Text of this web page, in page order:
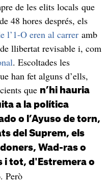
de les elits locals que
48 hores després, els
l’1-O eren al carreramb
llibertat revisable i, com
. Escoltades les
han fet alguns d’ells,
que n’hi hauria
a la política
o l’Ayuso de torn,
del Suprem, els
Wad-ras o
i tot, d'Estremera o
Però